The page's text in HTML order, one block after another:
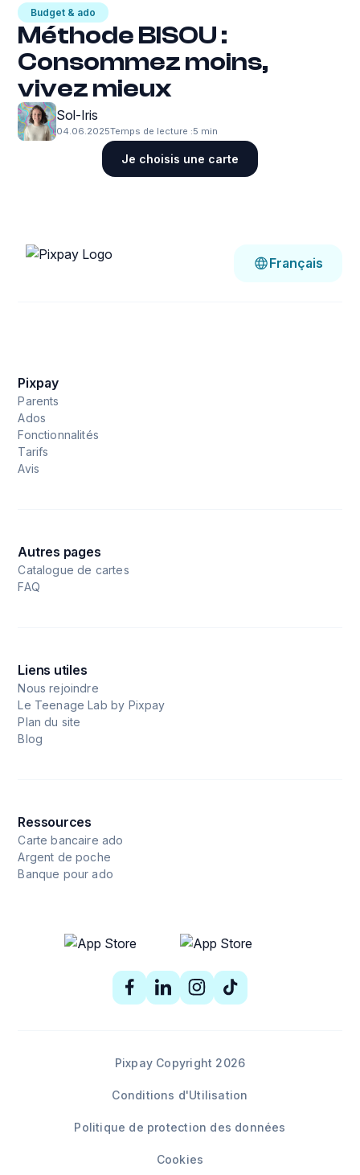
Budget & ado
Méthode BISOU :
Consommez moins,
vivez mieux
Sol-Iris
04.06.2025Temps de lecture :5 min
Je choisis une carte
Français
Pixpay
Parents
Ados
Fonctionnalités
Tarifs
Avis
Autres pages
Catalogue de cartes
FAQ
Liens utiles
Nous rejoindre
Le Teenage Lab by Pixpay
Plan du site
Blog
Ressources
Carte bancaire ado
Argent de poche
Banque pour ado
Pixpay Copyright 2026
Conditions d'Utilisation
Politique de protection des données
Cookies